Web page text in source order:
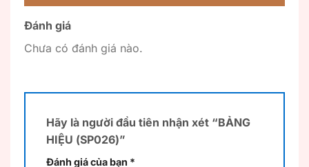
Đánh giá
Chưa có đánh giá nào.
Hãy là người đầu tiên nhận xét “BẢNG
HIỆU (SP026)”
Đánh giá của bạn *